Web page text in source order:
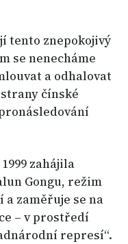
tento znepokojivý
se nenecháme
a odhalovat
čínské
zahájila
Gongu, režim
a zaměřuje se na
– v prostředí
represí“.